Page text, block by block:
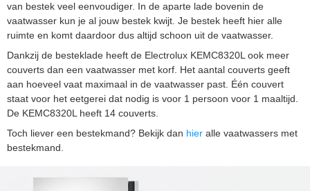
van bestek veel eenvoudiger. In de aparte lade bovenin de
vaatwasser kun je al jouw bestek kwijt. Je bestek heeft hier alle
ruimte en komt daardoor dus altijd schoon uit de vaatwasser.
Dankzij de besteklade heeft de Electrolux KEMC8320L ook meer
couverts dan een vaatwasser met korf. Het aantal couverts geeft
aan hoeveel vaat maximaal in de vaatwasser past. Één couvert
staat voor het eetgerei dat nodig is voor 1 persoon voor 1 maaltijd.
De KEMC8320L heeft 14 couverts.
Toch liever een bestekmand? Bekijk dan hier alle vaatwassers met
bestekmand.